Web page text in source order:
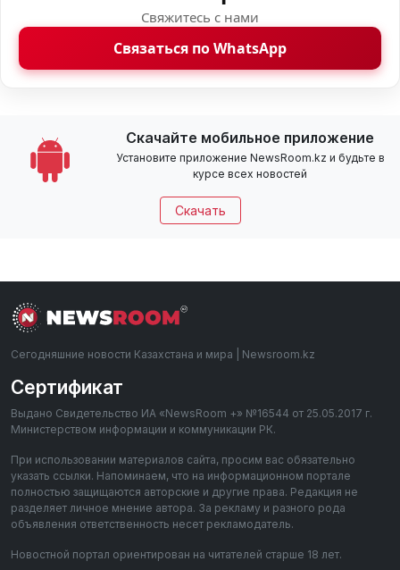
Свяжитесь с нами
Связаться по WhatsApp
Скачайте мобильное приложение
Установите приложение NewsRoom.kz и будьте в
курсе всех новостей
Скачать
Сегодняшние новости Казахстана и мира | Newsroom.kz
Сертификат
Выдано Свидетельство ИА «NewsRoom +» №16544 от 25.05.2017 г.
Министерством информации и коммуникации РК.
При использовании материалов сайта, просим вас обязательно
указать ссылки. Напоминаем, что на информационном портале
полностью защищаются авторские и другие права. Редакция не
разделяет личное мнение автора. За рекламу и разного рода
объявления ответственность несет рекламодатель.
Новостной портал ориентирован на читателей старше 18 лет.